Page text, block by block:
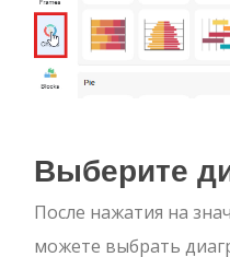
Выберите
После нажатия на
можете выбрать